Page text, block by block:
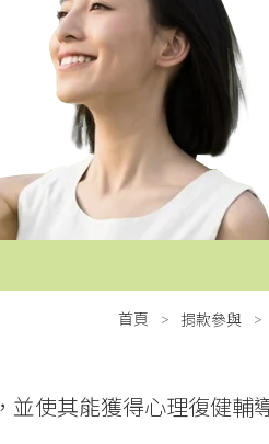
首頁 捐款參與
並使其能獲得心理復健輔